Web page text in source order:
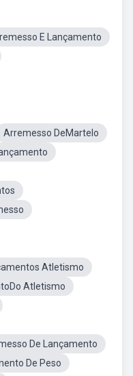
E Lançamento
Arremesso DeMartelo
Atletismo
Atletismo
De Lançamento
De Peso